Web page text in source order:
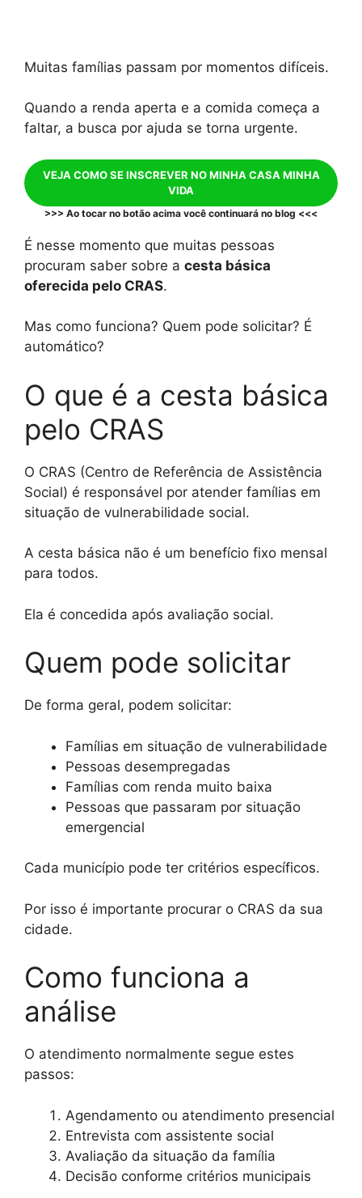
Muitas famílias passam por momentos difíceis.
Quando a renda aperta e a comida começa a
faltar, a busca por ajuda se torna urgente.
VEJA COMO SE INSCREVER NO MINHA CASA MINHA
VIDA
>>> Ao tocar no botão acima você continuará no blog <<<
É nesse momento que muitas pessoas
procuram saber sobre a cesta básica
oferecida pelo CRAS.
Mas como funciona? Quem pode solicitar? É
automático?
O que é a cesta básica
pelo CRAS
O CRAS (Centro de Referência de Assistência
Social) é responsável por atender famílias em
situação de vulnerabilidade social.
A cesta básica não é um benefício fixo mensal
para todos.
Ela é concedida após avaliação social.
Quem pode solicitar
De forma geral, podem solicitar:
Famílias em situação de vulnerabilidade
Pessoas desempregadas
Famílias com renda muito baixa
Pessoas que passaram por situação
emergencial
Cada município pode ter critérios específicos.
Por isso é importante procurar o CRAS da sua
cidade.
Como funciona a
análise
O atendimento normalmente segue estes
passos:
Agendamento ou atendimento presencial
Entrevista com assistente social
Avaliação da situação da família
Decisão conforme critérios municipais